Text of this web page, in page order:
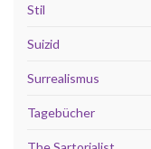
Stil
Suizid
Surrealismus
Tagebücher